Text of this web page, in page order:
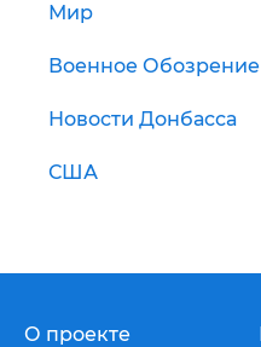
Мир
Военное Обозрение
Новости Донбасса
США
О проекте